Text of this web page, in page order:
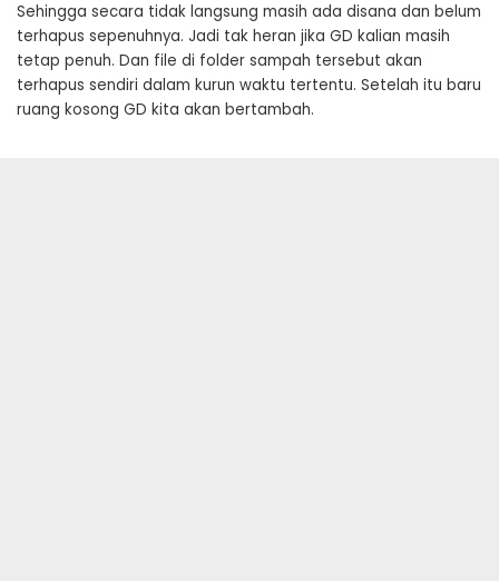
Sehingga secara tidak langsung masih ada disana dan belum
terhapus sepenuhnya. Jadi tak heran jika GD kalian masih
tetap penuh. Dan file di folder sampah tersebut akan
terhapus sendiri dalam kurun waktu tertentu. Setelah itu baru
ruang kosong GD kita akan bertambah.